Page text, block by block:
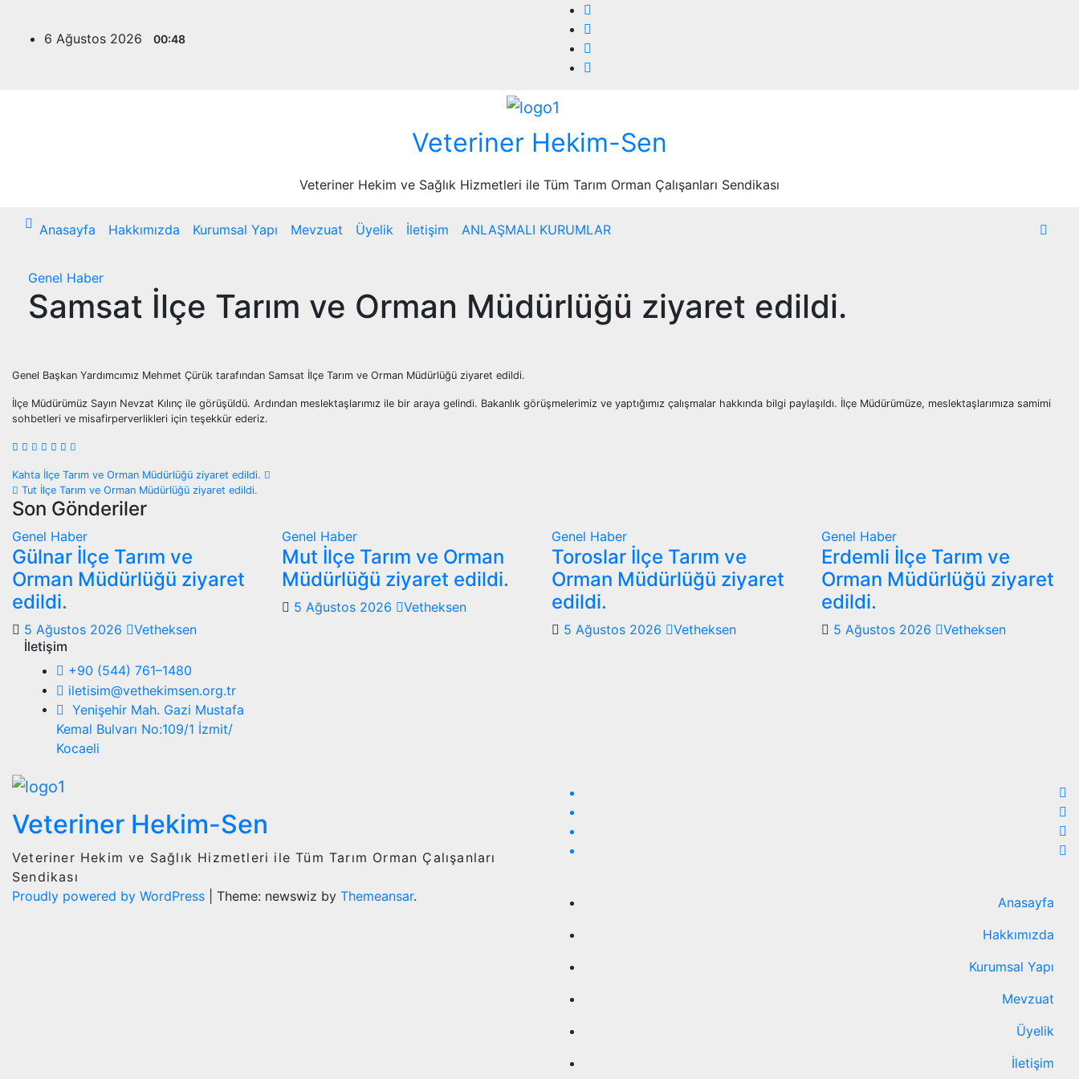
6 Ağustos 2026 00:48
Veteriner Hekim-Sen
Veteriner Hekim ve Sağlık Hizmetleri ile Tüm Tarım Orman Çalışanları Sendikası
Anasayfa Hakkımızda Kurumsal Yapı Mevzuat Üyelik İletişim ANLAŞMALI KURUMLAR
Genel Haber
Samsat İlçe Tarım ve Orman Müdürlüğü ziyaret edildi.
Genel Başkan Yardımcımız Mehmet Çürük tarafından Samsat İlçe Tarım ve Orman Müdürlüğü ziyaret edildi.
İlçe Müdürümüz Sayın Nevzat Kılınç ile görüşüldü. Ardından meslektaşlarımız ile bir araya gelindi. Bakanlık görüşmelerimiz ve yaptığımız çalışmalar hakkında bilgi paylaşıldı. İlçe Müdürümüze, meslektaşlarımıza samimi
sohbetleri ve misafirperverlikleri için teşekkür ederiz.
Yazı
gezinmesi
Kahta İlçe Tarım ve Orman Müdürlüğü ziyaret edildi.
Tut İlçe Tarım ve Orman Müdürlüğü ziyaret edildi.
Son Gönderiler
Genel Haber
Gülnar İlçe Tarım ve
Orman Müdürlüğü ziyaret
edildi.
5 Ağustos 2026 Vetheksen
Genel Haber
Mut İlçe Tarım ve Orman
Müdürlüğü ziyaret edildi.
5 Ağustos 2026 Vetheksen
Genel Haber
Toroslar İlçe Tarım ve
Orman Müdürlüğü ziyaret
edildi.
5 Ağustos 2026 Vetheksen
Genel Haber
Erdemli İlçe Tarım ve
Orman Müdürlüğü ziyaret
edildi.
5 Ağustos 2026
Vetheksen
İletişim
+90 (544) 761–1480
iletisim@vethekimsen.org.tr
Yenişehir Mah. Gazi Mustafa
Kemal Bulvarı No:109/1 İzmit/
Kocaeli
Veteriner Hekim-Sen
Veteriner Hekim ve Sağlık Hizmetleri ile Tüm Tarım Orman Çalışanları
Sendikası
Proudly powered by WordPress
Theme: newswiz by Themeansar.
Anasayfa
Hakkımızda
Kurumsal Yapı
Mevzuat
Üyelik
İletişim